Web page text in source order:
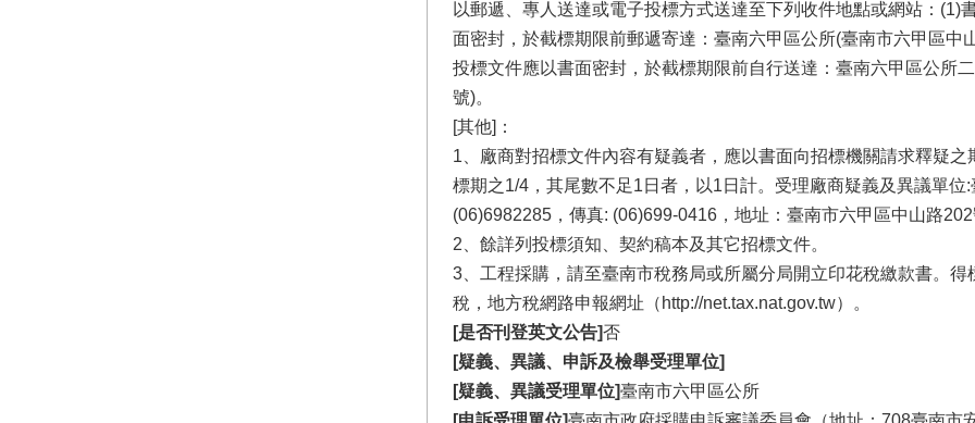
以郵遞、專人送達或電子投標方式送達至下列收件地點或網站：(1)
面密封，於截標期限前郵遞寄達：臺南六甲區公所(臺南市六甲區中
投標文件應以書面密封，於截標期限前自行送達：臺南六甲區公所
號)。
[其他]：
1、廠商對招標文件內容有疑義者，應以書面向招標機關請求釋疑
標期之1/4，其尾數不足1日者，以1日計。受理廠商疑義及異議單位
(06)6982285，傳真: (06)699-0416，地址：臺南市六甲區中山路
2、餘詳列投標須知、契約稿本及其它招標文件。
3、工程採購，請至臺南市稅務局或所屬分局開立印花稅繳款書。
稅，地方稅網路申報網址（http://net.tax.nat.gov.tw）。
[是否刊登英文公告]否
[疑義、異議、申訴及檢舉受理單位]
[疑義、異議受理單位]臺南市六甲區公所